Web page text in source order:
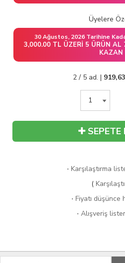
Üyelere
30 Ağustos, 2026 Tarihine
3,000.00 TL ÜZERI 5 ÜRÜN
KAZAN
2 / 5 ad. | 919,63
SEPETE
· Karşılaştırma
(
· Fiyatı düşünce
· Alışveriş